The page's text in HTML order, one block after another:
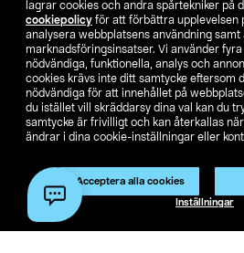
lagrar cookies och andra spårtekniker på
cookiepolicy för att förbättra upplevelsen
analysera webbplatsens användning samt
marknadsföringsinsatser. Vi använder
nödvändiga, funktionella, analys och
cookies krävs inte ditt samtycke eftersom
nödvändiga för att innehållet på
du istället vill skräddarsy dina val kan du
samtycke är frivilligt och kan återkallas
ändrar i dina cookie-inställningar eller
Acceptera alla cookies
Inställningar
Hitta
SE NO FI
Köpvillkor Privacy statement
Ändra till priser